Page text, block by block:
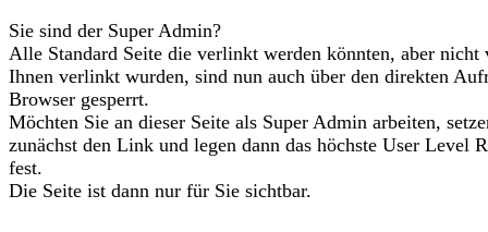
Sie sind der Super Admin?
Alle Standard Seite die verlinkt werden könnten, aber nicht
Ihnen verlinkt wurden, sind nun auch über den direkten
Browser gesperrt.
Möchten Sie an dieser Seite als Super Admin arbeiten,
zunächst den Link und legen dann das höchste User Level
fest.
Die Seite ist dann nur für Sie sichtbar.